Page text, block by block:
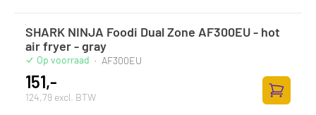
SHARK NINJA Foodi Dual Zone AF300EU - hot
air fryer - gray
Op voorraad · AF300EU
151,-
124,79 excl. BTW